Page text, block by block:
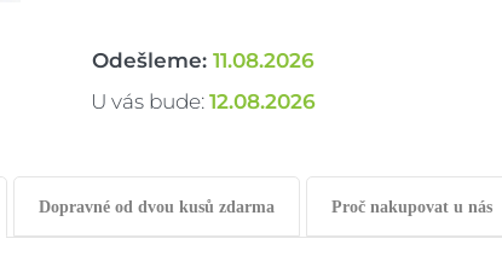
Odešleme: 11.08.2026
U vás bude: 12.08.2026
Dopravné od dvou kusů zdarma Proč nakupovat u nás